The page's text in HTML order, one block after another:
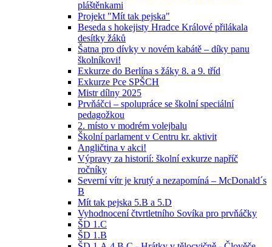
pláštěnkami
Projekt "Mít tak pejska"
Beseda s hokejisty Hradce Králové přilákala
desítky žáků
Šatna pro dívky v novém kabátě – díky panu
školníkovi!
Exkurze do Berlína s žáky 8. a 9. tříd
Exkurze Pce SPŠCH
Mistr dílny 2025
Prvňáčci – spolupráce se školní speciální
pedagožkou
2. místo v modrém volejbalu
Školní parlament v Centru kr. aktivit
Angličtina v akci!
Výpravy za historií: školní exkurze napříč
ročníky
Severní vítr je krutý a nezapomíná – McDonald´s
B
Mít tak pejska 5.B a 5.D
Vyhodnocení čtvrtletního Sovíka pro prvňáčky
ŠD 1.C
ŠD 1.B